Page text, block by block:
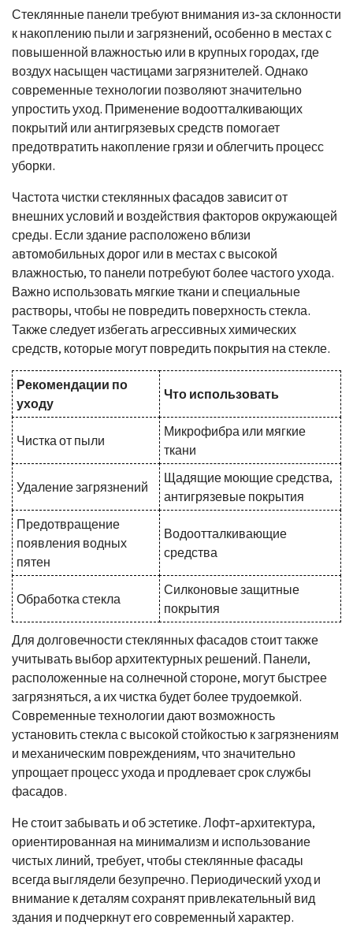
Стеклянные панели требуют внимания из-за склонности
к накоплению пыли и загрязнений, особенно в местах с
повышенной влажностью или в крупных городах, где
воздух насыщен частицами загрязнителей. Однако
современные технологии позволяют значительно
упростить уход. Применение водоотталкивающих
покрытий или антигрязевых средств помогает
предотвратить накопление грязи и облегчить процесс
уборки.
Частота чистки стеклянных фасадов зависит от
внешних условий и воздействия факторов окружающей
среды. Если здание расположено вблизи
автомобильных дорог или в местах с высокой
влажностью, то панели потребуют более частого ухода.
Важно использовать мягкие ткани и специальные
растворы, чтобы не повредить поверхность стекла.
Также следует избегать агрессивных химических
средств, которые могут повредить покрытия на стекле.
Рекомендации по
уходу
Что использовать
Чистка от пыли
Микрофибра или мягкие
ткани
Удаление загрязнений
Щадящие моющие средства,
антигрязевые покрытия
Предотвращение
появления водных
пятен
Водоотталкивающие
средства
Обработка стекла
Силконовые защитные
покрытия
Для долговечности стеклянных фасадов стоит также
учитывать выбор архитектурных решений. Панели,
расположенные на солнечной стороне, могут быстрее
загрязняться, а их чистка будет более трудоемкой.
Современные технологии дают возможность
установить стекла с высокой стойкостью к загрязнениям
и механическим повреждениям, что значительно
упрощает процесс ухода и продлевает срок службы
фасадов.
Не стоит забывать и об эстетике. Лофт-архитектура,
ориентированная на минимализм и использование
чистых линий, требует, чтобы стеклянные фасады
всегда выглядели безупречно. Периодический уход и
внимание к деталям сохранят привлекательный вид
здания и подчеркнут его современный характер.